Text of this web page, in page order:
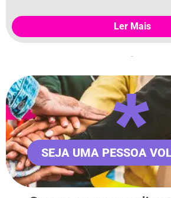
Ler Mais
*
SEJA UMA PESSOA